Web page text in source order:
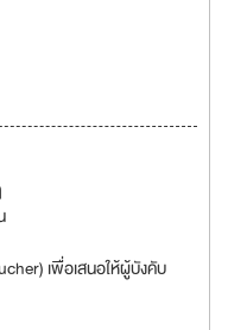
เพื่อเสนอให้ผู้บังคับ